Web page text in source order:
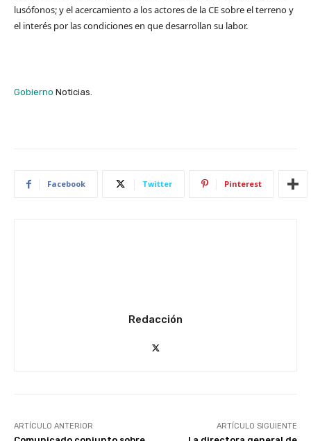
lusófonos; y el acercamiento a los actores de la CE sobre el terreno y
el interés por las condiciones en que desarrollan su labor.
Gobierno Noticias.
Facebook Twitter Pinterest
Redacción
ARTÍCULO ANTERIOR ARTÍCULO SIGUIENTE